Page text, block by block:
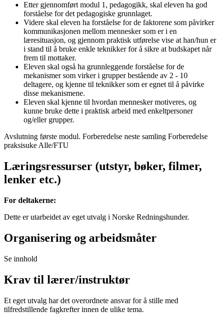
Etter gjennomført modul 1, pedagogikk, skal eleven ha god
forståelse for det pedagogiske grunnlaget.
Videre skal eleven ha forståelse for de faktorene som påvirker
kommunikasjonen mellom mennesker som er i en
læresituasjon, og gjennom praktisk utførelse vise at han/hun er
i stand til å bruke enkle teknikker for å sikre at budskapet når
frem til mottaker.
Eleven skal også ha grunnleggende forståelse for de
mekanismer som virker i grupper bestående av 2 - 10
deltagere, og kjenne til teknikker som er egnet til å påvirke
disse mekanismene.
Eleven skal kjenne til hvordan mennesker motiveres, og
kunne bruke dette i praktisk arbeid med enkeltpersoner
og/eller grupper.
Avslutning første modul. Forberedelse neste samling Forberedelse
praksisuke Alle/FTU
Læringsressurser (utstyr, bøker, filmer,
lenker etc.)
For deltakerne:
Dette er utarbeidet av eget utvalg i Norske Redningshunder.
Organisering og arbeidsmåter
Se innhold
Krav til lærer/instruktør
Et eget utvalg har det overordnete ansvar for å stille med
tilfredstillende fagkrefter innen de ulike tema.